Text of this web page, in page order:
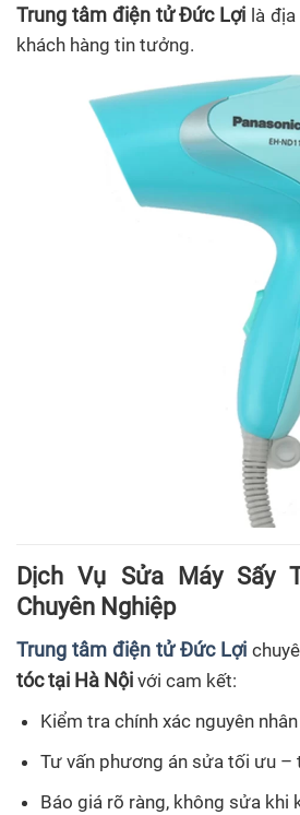
Trung tâm điện tử Đức Lợi là
khách hàng tin tưởng.
Dịch Vụ Sửa Máy Sấy
Chuyên Nghiệp
Trung tâm điện tử Đức Lợi
tóc tại Hà Nội với cam kết:
Kiểm tra chính xác nguyên
Tư vấn phương án sửa tối ưu –
Báo giá rõ ràng, không sửa khi